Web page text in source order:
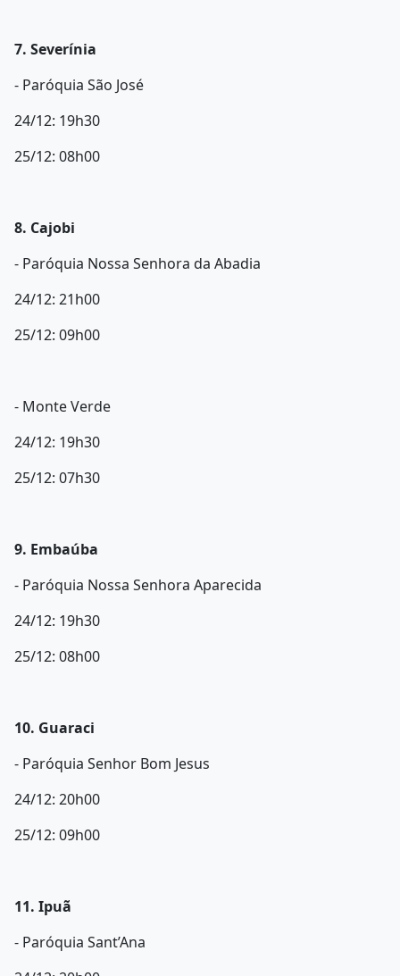
7. Severínia
- Paróquia São José
24/12: 19h30
25/12: 08h00
8. Cajobi
- Paróquia Nossa Senhora da Abadia
24/12: 21h00
25/12: 09h00
- Monte Verde
24/12: 19h30
25/12: 07h30
9. Embaúba
- Paróquia Nossa Senhora Aparecida
24/12: 19h30
25/12: 08h00
10. Guaraci
- Paróquia Senhor Bom Jesus
24/12: 20h00
25/12: 09h00
11. Ipuã
- Paróquia Sant’Ana